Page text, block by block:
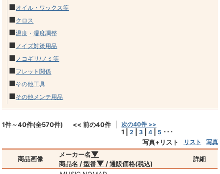
■オイル・ワックス等
■クロス
■温度・湿度調整
■ ノイズ対策用品
■ ノコギリ/ノミ等
■フレット関係
■その他工具
■その他メンテ用品
1件～40件(全570件) << 前の40件 次の40件 >>
1 |2 |3 |4 5 ･･･
写真+リスト
リスト 写真
商品画像
メーカー名▼
商品名 / 型番▼ / 通販価格(税込)
詳細